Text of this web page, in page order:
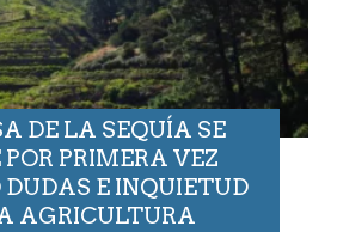
DE LA SEQUÍA SE
POR PRIMERA VEZ
DUDAS E INQUIETUD
AGRICULTURA